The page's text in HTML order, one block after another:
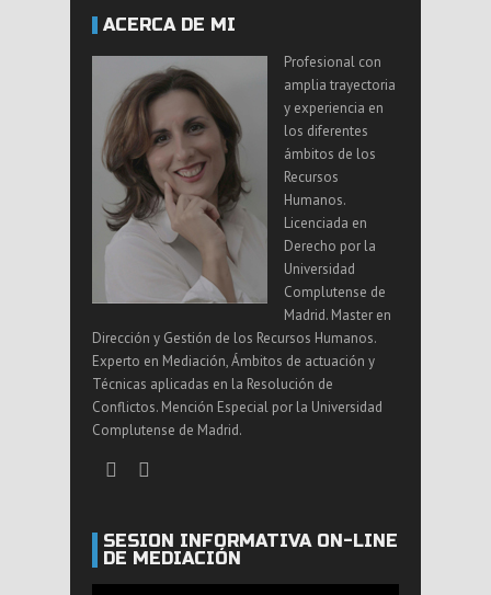
ACERCA DE MI
Profesional con
amplia trayectoria
y experiencia en
los diferentes
ámbitos de los
Recursos
Humanos.
Licenciada en
Derecho por la
Universidad
Complutense de
Madrid. Master en
Dirección y Gestión de los Recursos Humanos.
Experto en Mediación, Ámbitos de actuación y
Técnicas aplicadas en la Resolución de
Conflictos. Mención Especial por la Universidad
Complutense de Madrid.
SESIÓN INFORMATIVA ON-LINE
DE MEDIACIÓN